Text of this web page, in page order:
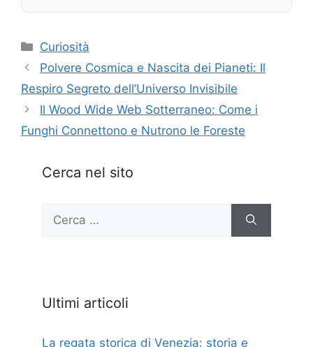
Categorie
Curiosità
Polvere Cosmica e Nascita dei Pianeti: Il
Respiro Segreto dell’Universo Invisibile
Il Wood Wide Web Sotterraneo: Come i
Funghi Connettono e Nutrono le Foreste
Cerca nel sito
per:
Ultimi articoli
La regata storica di Venezia: storia e